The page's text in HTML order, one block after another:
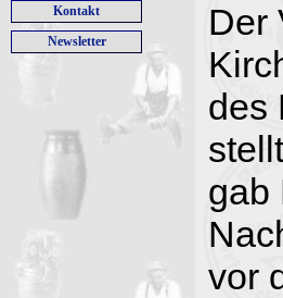
Kontakt
Newsletter
Der
des
gab
vor